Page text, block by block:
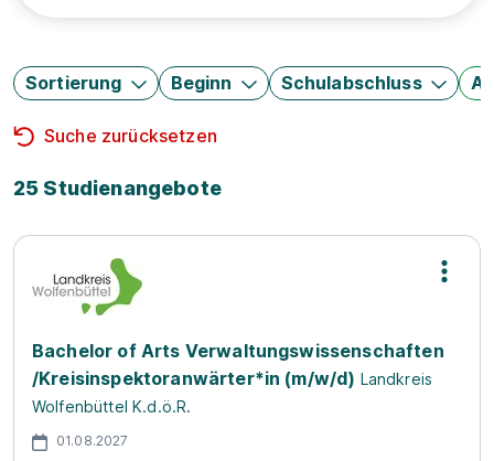
Sortierung Beginn Schulabschluss
Suche zurücksetzen
25 Studienangebote
Bachelor of Arts Verwaltungswissenschaften
/Kreisinspektoranwärter*in (m/w/d) Landkreis
Wolfenbüttel K.d.ö.R.
01.08.2027